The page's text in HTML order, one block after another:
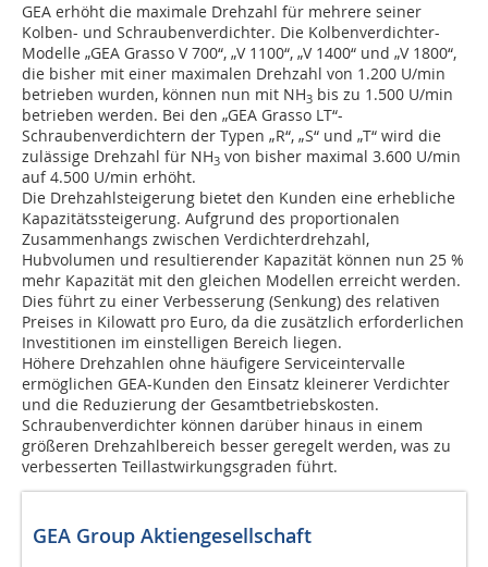
GEA erhöht die maximale Drehzahl für mehrere seiner
Kolben- und Schraubenverdichter. Die Kolbenverdichter-
Modelle „GEA Grasso V 700“, „V 1100“, „V 1400“ und „V 1800“,
die bisher mit einer maximalen Drehzahl von 1.200 U/min
betrieben wurden, können nun mit NH3 bis zu 1.500 U/min
betrieben werden. Bei den „GEA Grasso LT“-
Schraubenverdichtern der Typen „R“, „S“ und „T“ wird die
zulässige Drehzahl für NH3 von bisher maximal 3.600 U/min
auf 4.500 U/min erhöht.
Die Drehzahlsteigerung bietet den Kunden eine erhebliche
Kapazitätssteigerung. Aufgrund des proportionalen
Zusammenhangs zwischen Verdichterdrehzahl,
Hubvolumen und resultierender Kapazität können nun 25 %
mehr Kapazität mit den gleichen Modellen erreicht werden.
Dies führt zu einer Verbesserung (Senkung) des relativen
Preises in Kilowatt pro Euro, da die zusätzlich erforderlichen
Investitionen im einstelligen Bereich liegen.
Höhere Drehzahlen ohne häufigere Serviceintervalle
ermöglichen GEA-Kunden den Einsatz kleinerer Verdichter
und die Reduzierung der Gesamtbetriebskosten.
Schraubenverdichter können darüber hinaus in einem
größeren Drehzahlbereich besser geregelt werden, was zu
verbesserten Teillastwirkungsgraden führt.
GEA Group Aktiengesellschaft